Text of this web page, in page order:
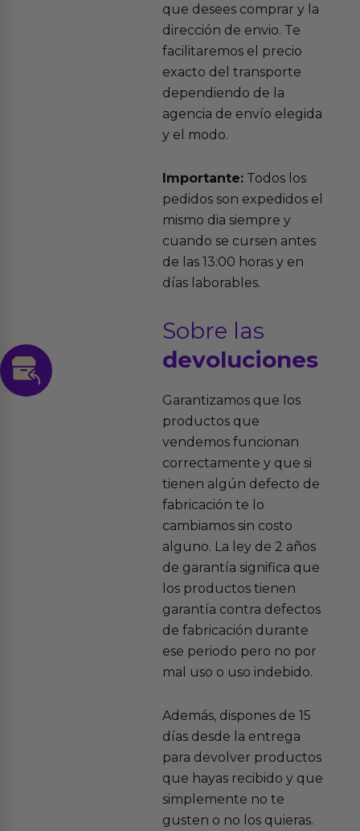
que desees comprar y la
dirección de envio. Te
facilitaremos el precio
exacto del transporte
dependiendo de la
agencia de envío elegida
y el modo.
Importante:Todos los
pedidos son expedidos el
mismo dia siempre y
cuando se cursen antes
de las 13:00 horas y en
días laborables.
Sobre las
devoluciones
Garantizamos que los
productos que
vendemos funcionan
correctamente y que si
tienen algún defecto de
fabricación te lo
cambiamos sin costo
alguno. La ley de 2 años
de garantía significa que
los productos tienen
garantía contra defectos
de fabricación durante
ese periodo pero no por
mal uso o uso indebido.
Además, dispones de 15
días desde la entrega
para devolver productos
que hayas recibido y que
simplemente no te
gusten o no los quieras.